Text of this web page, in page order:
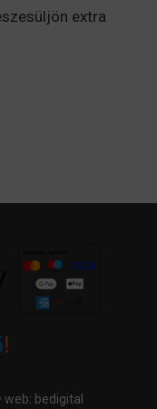
extra
web: bedigital